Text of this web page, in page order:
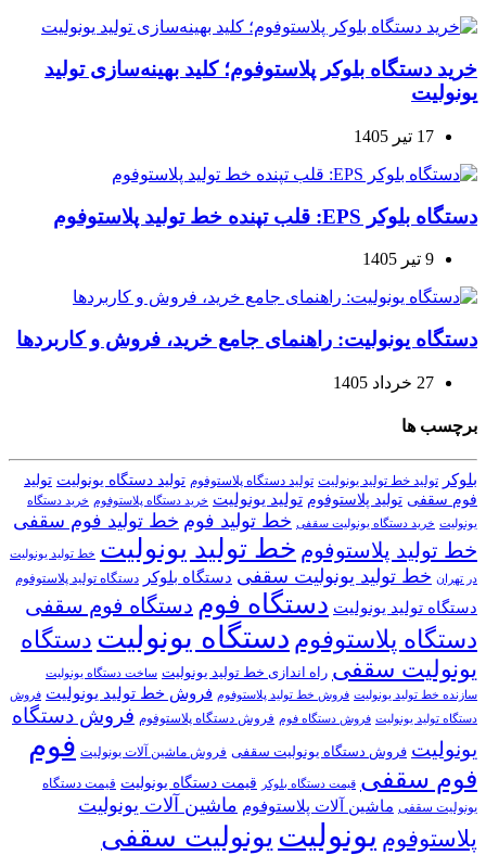
خرید دستگاه بلوکر پلاستوفوم؛ کلید بهینه‌سازی تولید
یونولیت
17 تیر 1405
دستگاه بلوکر EPS: قلب تپنده خط تولید پلاستوفوم
9 تیر 1405
دستگاه یونولیت: راهنمای جامع خرید، فروش و کاربردها
27 خرداد 1405
برچسب ها
بلوکر تولید خط تولید یونولیت تولید دستگاه پلاستوفوم تولید دستگاه یونولیت تولید
فوم سقفی تولید پلاستوفوم تولید یونولیت خرید دستگاه پلاستوفوم خرید دستگاه
یونولیت خرید دستگاه یونولیت سقفی خط تولید فوم خط تولید فوم سقفی
خط تولید پلاستوفوم خط تولید یونولیت خط تولید یونولیت
در تهران خط تولید یونولیت سقفی دستگاه بلوکر دستگاه تولید پلاستوفوم
دستگاه تولید یونولیت دستگاه فوم دستگاه فوم سقفی
دستگاه پلاستوفوم دستگاه یونولیت دستگاه
یونولیت سقفی راه اندازی خط تولید یونولیت ساخت دستگاه یونولیت
سازنده خط تولید یونولیت فروش خط تولید پلاستوفوم فروش خط تولید یونولیت فروش
دستگاه تولید یونولیت فروش دستگاه فوم فروش دستگاه پلاستوفوم فروش دستگاه
یونولیت فروش دستگاه یونولیت سقفی فروش ماشین آلات یونولیت فوم
فوم سقفی قیمت دستگاه بلوکر قیمت دستگاه یونولیت قیمت دستگاه
یونولیت سقفی ماشین آلات پلاستوفوم ماشین آلات یونولیت
پلاستوفوم یونولیت یونولیت سقفی